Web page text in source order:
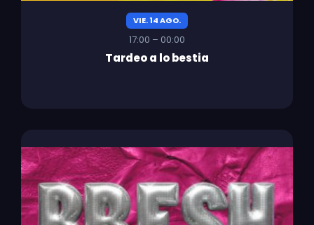
VIE. 14 AGO.
17:00 – 00:00
Tardeo a lo bestia